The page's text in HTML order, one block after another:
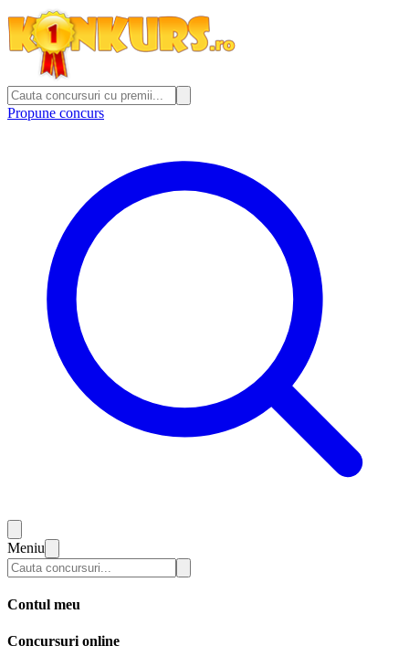
Propune concurs
Meniu
Contul meu
Concursuri online